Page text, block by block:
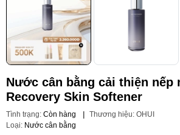
Nước cân bằng cải thiện nếp
Recovery Skin Softener
Tình trạng: Còn hàng Thương hiệu: OHUI
Loại: Nước cân bằng